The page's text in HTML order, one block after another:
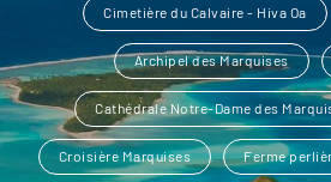
Cimetière du Calvaire - Hiva Oa
Archipel des Marquises
Cathédrale Notre-Dame des
Croisière Marquises Ferme